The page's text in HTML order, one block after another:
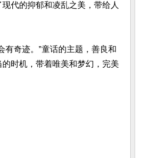
代的抑郁和凌乱之美，带给人
有奇迹。”童话的主题，善良和
时机，带着唯美和梦幻，完美